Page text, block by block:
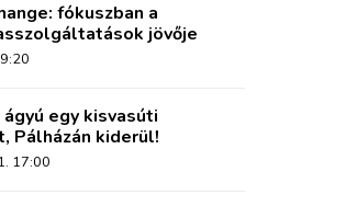
fókuszban a
jövője
egy kisvasúti
Pálházán kiderül!
17:00